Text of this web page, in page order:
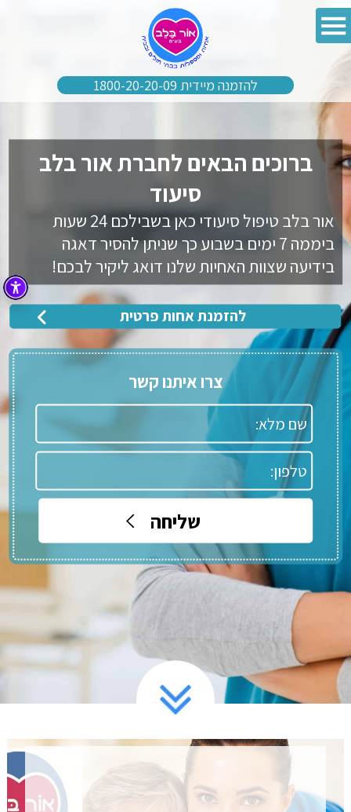
להזמנה מיידית 1800-20-20-09
ברוכים הבאים לחברת אור בלב
סיעוד
אור בלב טיפול סיעודי כאן בשבילכם 24 שעות
ביממה 7 ימים בשבוע כך שניתן להסיר דאגה
בידיעה שצוות האחיות שלנו דואג ליקיר לבכם!
להזמנת אחות פרטית
צרו איתנו קשר